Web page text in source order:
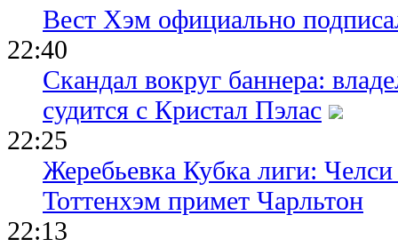
Вест Хэм официально
22:40
Скандал вокруг баннера:
судится с Кристал Пэлас
22:25
Жеребьевка Кубка лиги:
Тоттенхэм примет Чарльтон
22:13